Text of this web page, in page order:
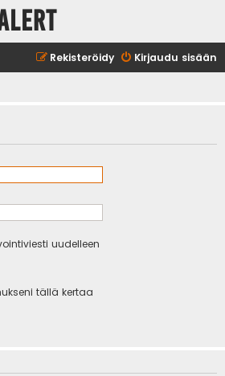
Kirjaudu sisään
Rekisteröidy
uudelleen
tällä kertaa